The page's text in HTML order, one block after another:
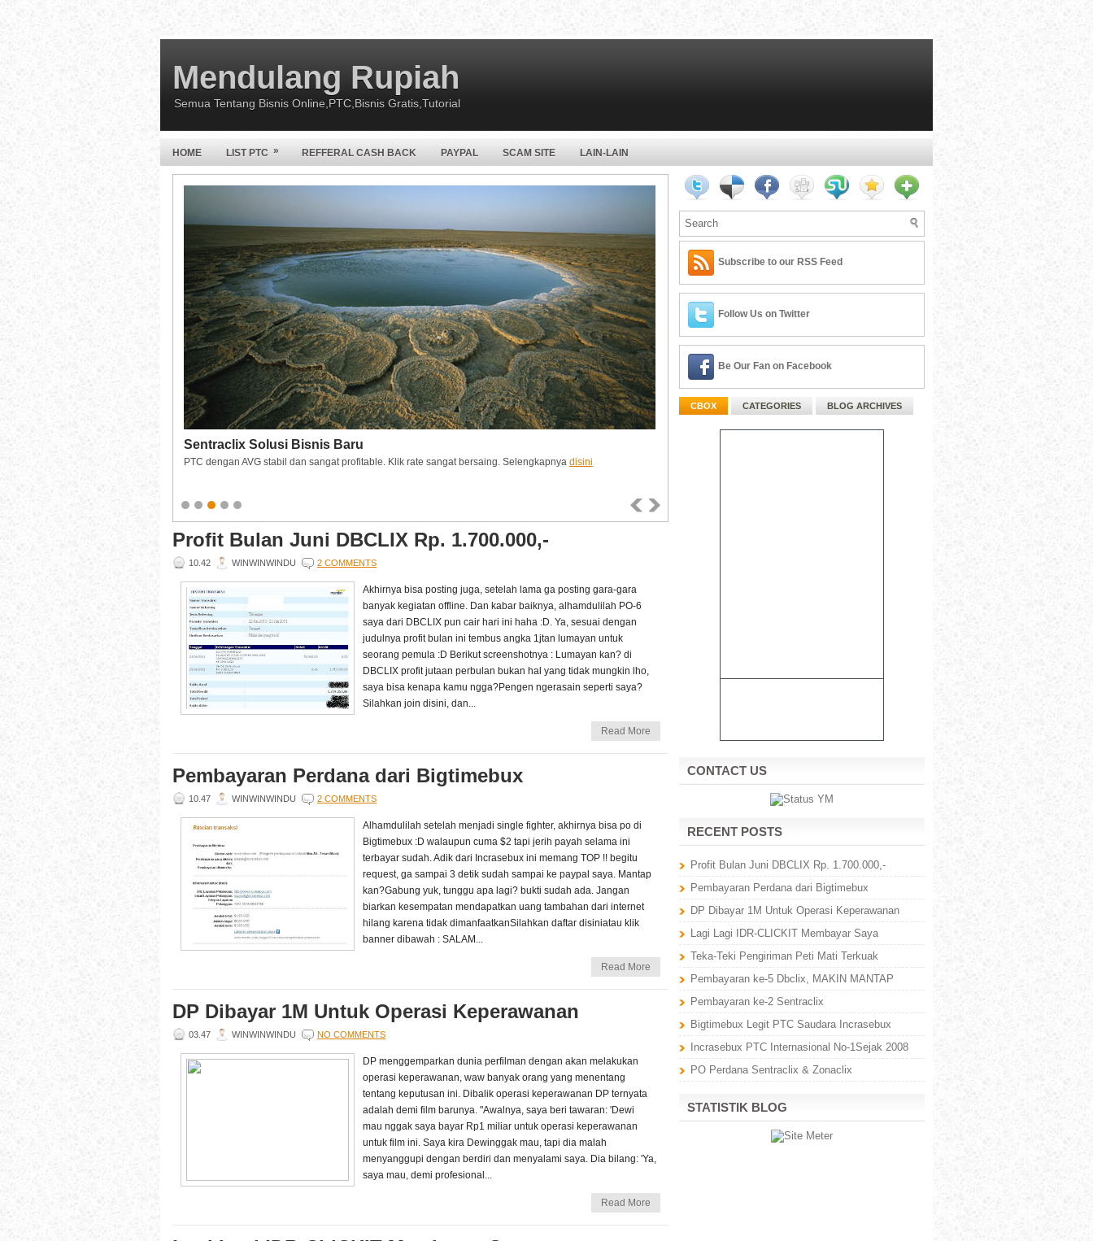
Mendulang Rupiah
Semua Tentang Bisnis Online,PTC,Bisnis Gratis,Tutorial
HOME LIST PTC » REFFERAL CASH BACK PAYPAL SCAM SITE LAIN-LAIN
Sentraclix Solusi Bisnis Baru
PTC dengan AVG stabil dan sangat profitable. Klik rate sangat bersaing. Selengkapnya disini
Indostarbux Bintangnya Paid To Click Indonesia
Salah satu lahan bisnis yang profitable dengan AVG yang stabil. Selengkapnya disini
Profit Bulan Juni DBCLIX Rp. 1.700.000,-
10.42 WINWINWINDU 2 COMMENTS
Akhirnya bisa posting juga, setelah lama ga posting gara-gara
banyak kegiatan offline. Dan kabar baiknya, alhamdulilah PO-6
saya dari DBCLIX pun cair hari ini haha :D. Ya, sesuai dengan
judulnya profit bulan ini tembus angka 1jtan lumayan untuk
seorang pemula :D Berikut screenshotnya : Lumayan kan? di
DBCLIX profit jutaan perbulan bukan hal yang tidak mungkin lho,
saya bisa kenapa kamu ngga?Pengen ngerasain seperti saya?
Silahkan join disini, dan...
Read More
Pembayaran Perdana dari Bigtimebux
10.47 WINWINWINDU 2 COMMENTS
Alhamdulilah setelah menjadi single fighter, akhirnya bisa po di
Bigtimebux :D walaupun cuma $2 tapi jerih payah selama ini
terbayar sudah. Adik dari Incrasebux ini memang TOP !! begitu
request, ga sampai 3 detik sudah sampai ke paypal saya. Mantap
kan?Gabung yuk, tunggu apa lagi? bukti sudah ada. Jangan
biarkan kesempatan mendapatkan uang tambahan dari internet
hilang karena tidak dimanfaatkanSilahkan daftar disiniatau klik
banner dibawah : SALAM...
Read More
DP Dibayar 1M Untuk Operasi Keperawanan
03.47 WINWINWINDU NO COMMENTS
DP menggemparkan dunia perfilman dengan akan melakukan
operasi keperawanan, waw banyak orang yang menentang
tentang keputusan ini. Dibalik operasi keperawanan DP ternyata
adalah demi film barunya. "Awalnya, saya beri tawaran: 'Dewi
mau nggak saya bayar Rp1 miliar untuk operasi keperawanan
untuk film ini. Saya kira Dewinggak mau, tapi dia malah
menyanggupi dengan berdiri dan menyalami saya. Dia bilang: 'Ya,
saya mau, demi profesional...
Read More
Subscribe to our RSS Feed
Follow Us on Twitter
Be Our Fan on Facebook
CBOX CATEGORIES BLOG ARCHIVES
CONTACT US
RECENT POSTS
Profit Bulan Juni DBCLIX Rp. 1.700.000,-
Pembayaran Perdana dari Bigtimebux
DP Dibayar 1M Untuk Operasi Keperawanan
Lagi Lagi IDR-CLICKIT Membayar Saya
Teka-Teki Pengiriman Peti Mati Terkuak
Pembayaran ke-5 Dbclix, MAKIN MANTAP
Pembayaran ke-2 Sentraclix
Bigtimebux Legit PTC Saudara Incrasebux
Incrasebux PTC Internasional No-1Sejak 2008
PO Perdana Sentraclix & Zonaclix
STATISTIK BLOG